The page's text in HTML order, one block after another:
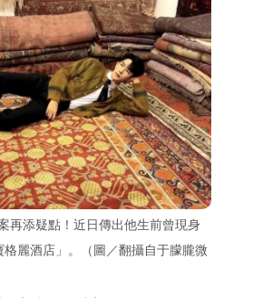
再添疑點！近日傳出他生前曾現身
麗酒店」。（圖／翻攝自于朦朧微